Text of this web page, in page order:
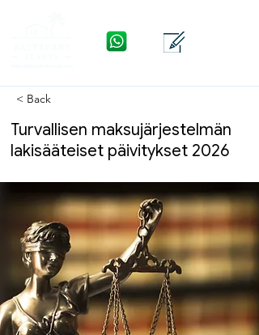
< Back
Turvallisen maksujärjestelmän
lakisääteiset päivitykset 2026